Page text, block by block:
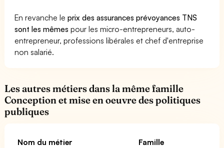
En revanche leprix des assurances prévoyances TNS
sont les mêmes pour les micro-entrepreneurs, auto-
entrepreneur, professions libérales et chef d'entreprise
non salarié.
Les autres métiers dans la même famille
Conception et mise en oeuvre des politiques
publiques
Nom du métier
Famille